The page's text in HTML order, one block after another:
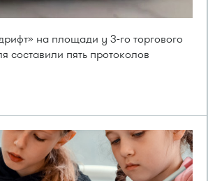
на площади у 3-го торгового
составили пять протоколов